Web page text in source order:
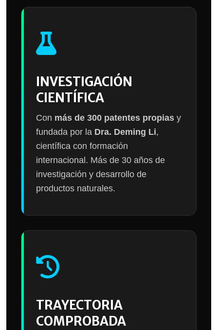
INVESTIGACIÓN
CIENTÍFICA
Con más de 300 patentes propias y
fundada por la Dra. Deming Li,
científica con formación
internacional. Más de 30 años de
investigación y desarrollo de
productos naturales.
TRAYECTORIA
COMPROBADA